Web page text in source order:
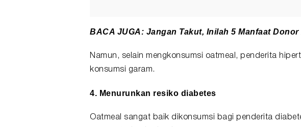
BACA JUGA: Jangan Takut, Inilah 5 Manfaat
Namun, selain mengkonsumsi oatmeal, penderita
konsumsi garam.
4. Menurunkan resiko diabetes
Oatmeal sangat baik dikonsumsi bagi penderita